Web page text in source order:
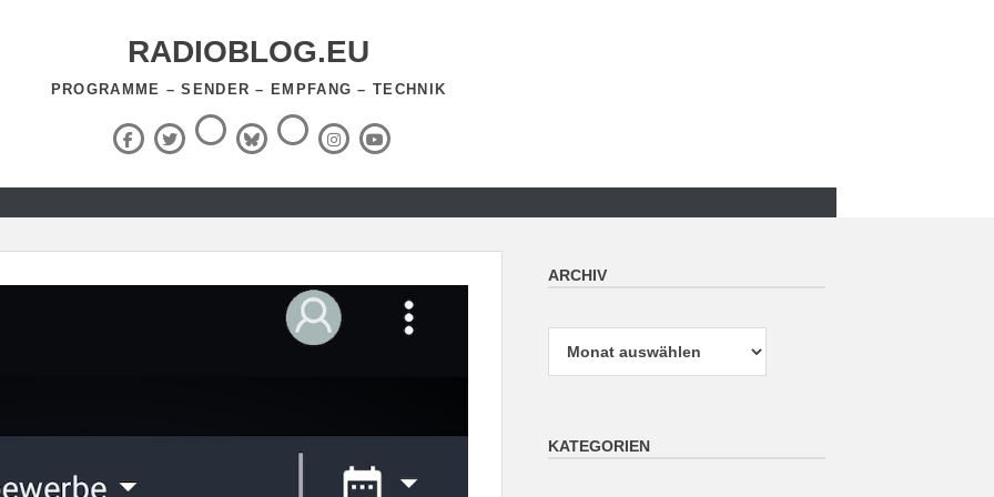
RADIOBLOG.EU
PROGRAMME – SENDER – EMPFANG – TECHNIK
Facebook
X
(Twitter)
ThreadsBlueSky
RSS-
Feed InstagramYouTube
ARCHIV
KATEGORIEN